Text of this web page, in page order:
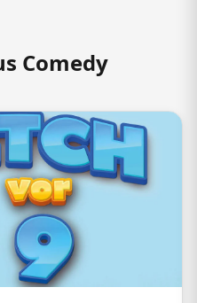
Comedy